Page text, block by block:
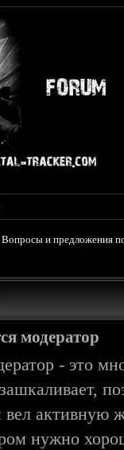
Вопросы и предложения
модератор
- это
активную
нужно